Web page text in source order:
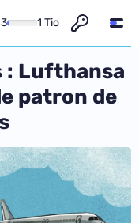
1 Tio
: Lufthansa
patron de